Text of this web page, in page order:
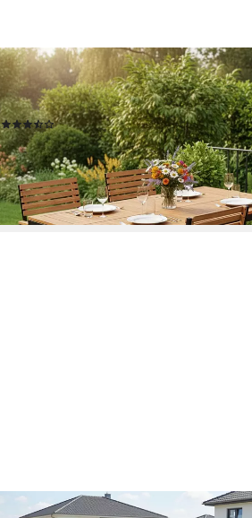
JUSKYS
Garten-Essgruppe Rhodos, (5-tlg), mit
Kissen, elegante Holzelemente
(14)
359,99 €
lieferbar - in 4-5 Werktagen bei dir
KONIFERA